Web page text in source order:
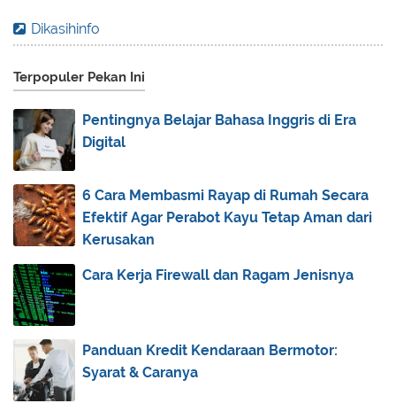
Inilah 5 Keunggulan Lantai Teraso yang Perlu Anda
Aksesoris Laptop yang Mendukung Aktivitas
Travelin...
RPP Blended Learning PAI Kelas XII Lengkap
Doa Selamat Dunia Akhirat
Eyevit, Cara Mudah Jaga Kesehatan Mata di Masa
Pan...
Cara Mudah Jaga Daya Tahan Tubuh di Era Normal
Ini Dia Model Kacamata yang Cocok untuk Bentuk
Waj...
Mengenal Urutan Asmaul Husna dan Artinya
Inilah Keunggulan Kasur Latex yang Harus Kamu
Dikasihinfo
Terpopuler Pekan Ini
Pentingnya Belajar Bahasa Inggris di Era
Digital
6 Cara Membasmi Rayap di Rumah Secara
Efektif Agar Perabot Kayu Tetap Aman dari
Kerusakan
Cara Kerja Firewall dan Ragam Jenisnya
Panduan Kredit Kendaraan Bermotor:
Syarat & Caranya